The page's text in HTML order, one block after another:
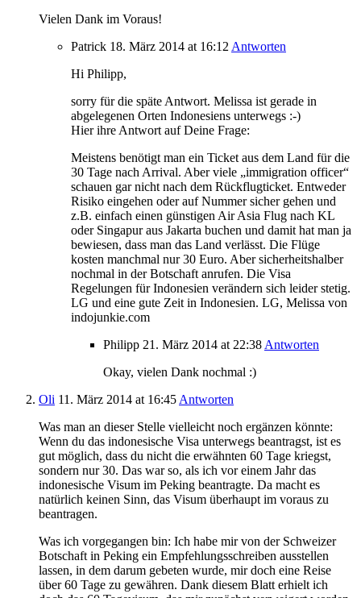
Vielen Dank im Voraus!
Patrick 18. März 2014 at 16:12 Antworten
Hi Philipp,
sorry für die späte Antwort. Melissa ist gerade in
abgelegenen Orten Indonesiens unterwegs :-)
Hier ihre Antwort auf Deine Frage:
Meistens benötigt man ein Ticket aus dem Land für die
30 Tage nach Arrival. Aber viele „immigration officer“
schauen gar nicht nach dem Rückflugticket. Entweder
Risiko eingehen oder auf Nummer sicher gehen und
z.B. einfach einen günstigen Air Asia Flug nach KL
oder Singapur aus Jakarta buchen und damit hat man ja
bewiesen, dass man das Land verlässt. Die Flüge
kosten manchmal nur 30 Euro. Aber sicherheitshalber
nochmal in der Botschaft anrufen. Die Visa
Regelungen für Indonesien verändern sich leider stetig.
LG und eine gute Zeit in Indonesien. LG, Melissa von
indojunkie.com
Philipp 21. März 2014 at 22:38 Antworten
Okay, vielen Dank nochmal :)
Oli 11. März 2014 at 16:45 Antworten
Was man an dieser Stelle vielleicht noch ergänzen könnte:
Wenn du das indonesische Visa unterwegs beantragst, ist es
gut möglich, dass du nicht die erwähnten 60 Tage kriegst,
sondern nur 30. Das war so, als ich vor einem Jahr das
indonesische Visum im Peking beantragte. Da macht es
natürlich keinen Sinn, das Visum überhaupt im voraus zu
beantragen.
Was ich vorgegangen bin: Ich habe mir von der Schweizer
Botschaft in Peking ein Empfehlungsschreiben ausstellen
lassen, in dem darum gebeten wurde, mir doch eine Reise
über 60 Tage zu gewähren. Dank diesem Blatt erhielt ich